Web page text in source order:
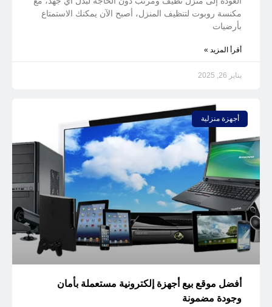
مكنسة روبوت لتنظيف المنزل، أصبح الآن يمكنك الاستمتاع
بأرضيات
أقرأ المزيد »
يناير 26, 2025
أجهزة منزلية
أفضل موقع بيع أجهزة إلكترونية مستعملة بأمان
وجودة مضمونة